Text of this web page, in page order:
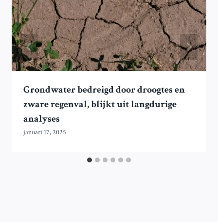
Grondwater bedreigd door droogtes en
zware regenval, blijkt uit langdurige
analyses
januari 17, 2025